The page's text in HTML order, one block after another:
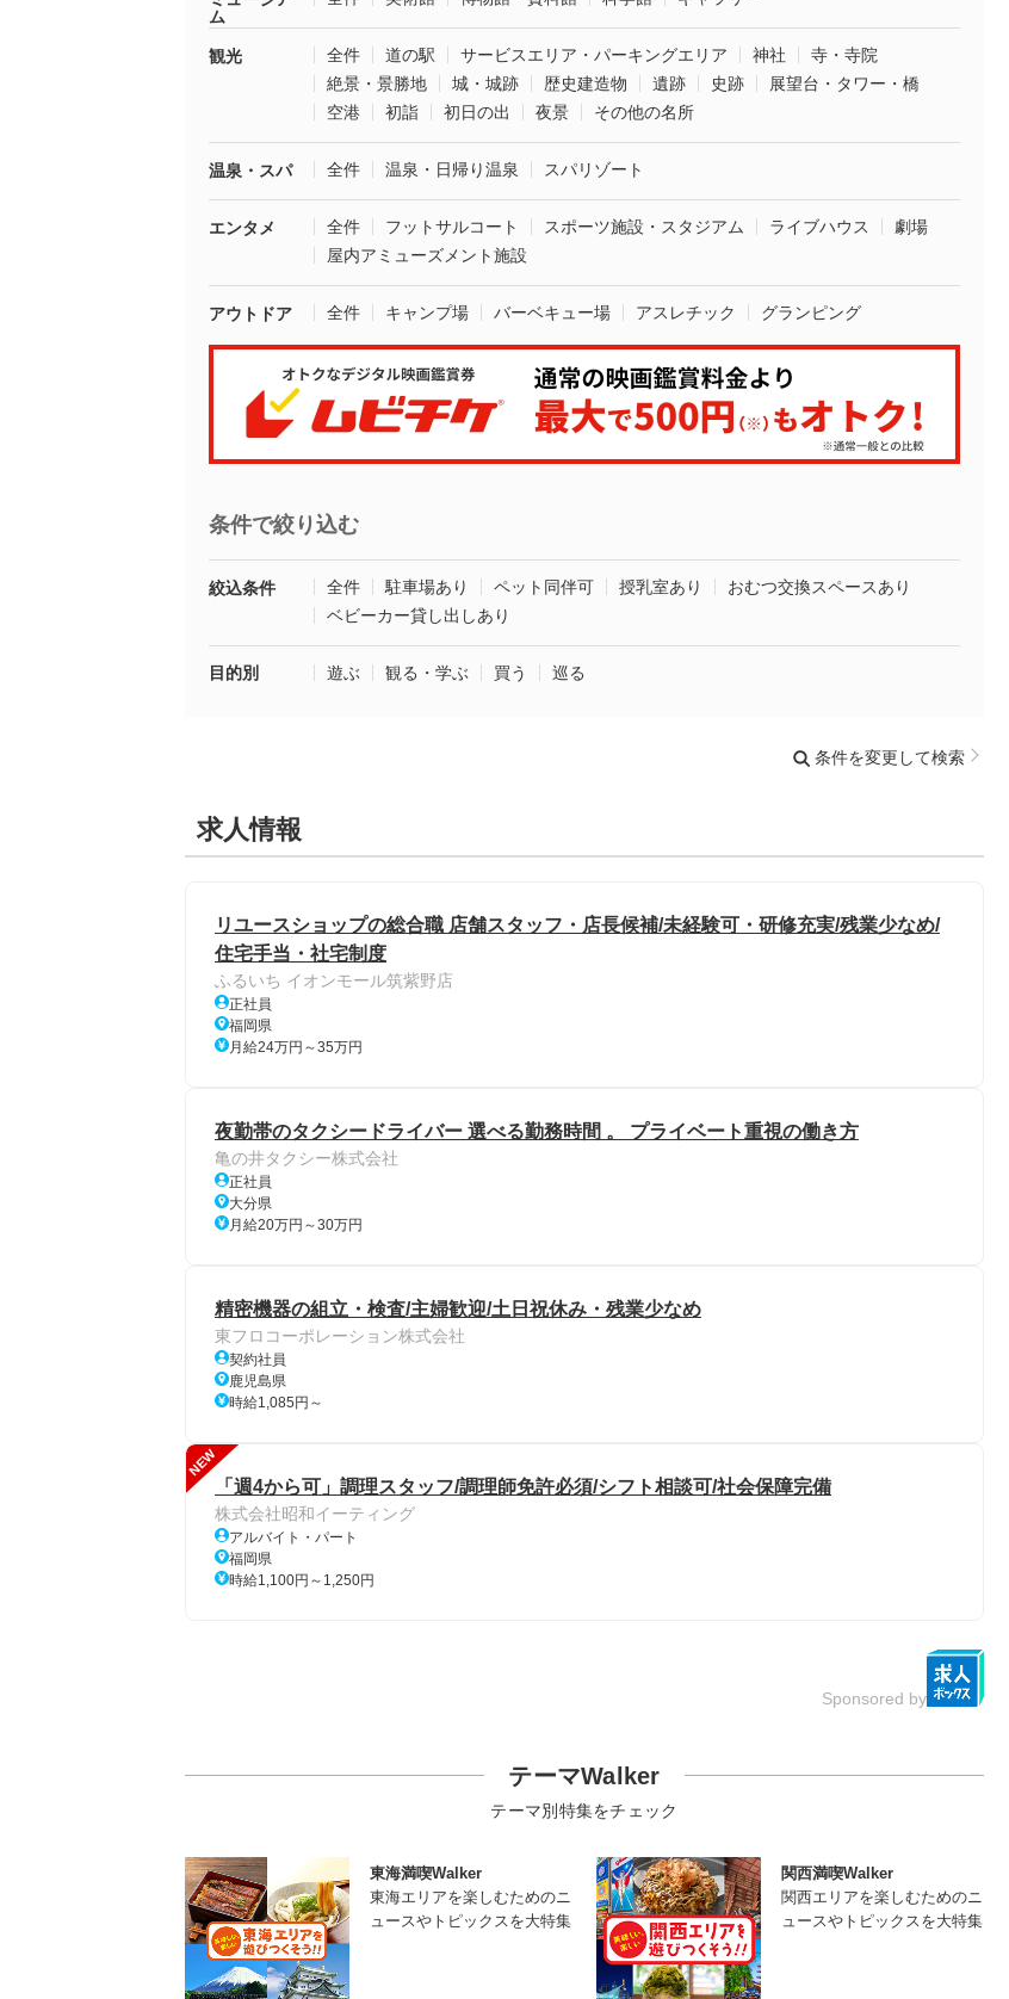
ム
観光 全件 道の駅 サービスエリア・パーキングエリア 神社
寺・寺院
絶景・景勝地
城・城跡 歴史建造物 遺跡 史跡
展望台・タワー・橋
空港
初詣 初日の出 夜景 その他の名所
温泉・スパ 全件 温泉・日帰り温泉 スパリゾート
エンタメ 全件 フットサルコート スポーツ施設・スタジアム ライブハウス
劇場
屋内アミューズメント施設
アウトドア 全件 キャンプ場 バーベキュー場 アスレチック グランピング
条件で絞り込む
絞込条件 全件 駐車場あり ペット同伴可 授乳室あり
おむつ交換スペースあり
ベビーカー貸し出しあり
目的別 遊ぶ 観る・学ぶ 買う 巡る
条件を変更して検索
求人情報
リユースショップの総合職 店舗スタッフ・店長候補/未経験可・研修充実/残業少なめ/
住宅手当・社宅制度
ふるいち イオンモール筑紫野店
正社員
福岡県
月給24万円～35万円
夜勤帯のタクシードライバー 選べる勤務時間 。 プライベート重視の働き方
亀の井タクシー株式会社
正社員
大分県
月給20万円～30万円
精密機器の組立・検査/主婦歓迎/土日祝休み・残業少なめ
東フロコーポレーション株式会社
契約社員
鹿児島県
時給1,085円～
NEW
「週4から可」調理スタッフ/調理師免許必須/シフト相談可/社会保障完備
株式会社昭和イーティング
アルバイト・パート
福岡県
時給1,100円～1,250円
Sponsored by
テーマWalker
テーマ別特集をチェック
東海満喫Walker
東海エリアを楽しむためのニ
ュースやトピックスを大特集
関西満喫Walker
関西エリアを楽しむためのニ
ュースやトピックスを大特集